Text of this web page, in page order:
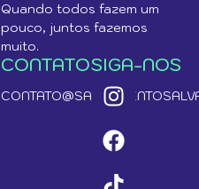
Quando todos fazem um
pouco, juntos fazemos
muito.
CONTATOSIGA-NOS